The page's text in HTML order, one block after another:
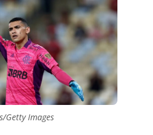
Getty Images